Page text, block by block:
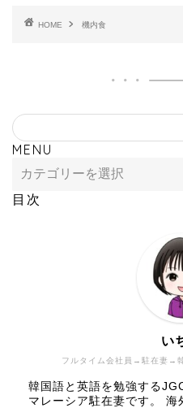
HOME 機内食
MENU
目次
フルタイム会社員→駐在妻→
い
韓国語と英語を勉強する
マレーシア駐在妻です。 海